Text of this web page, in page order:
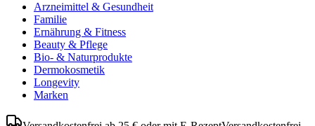
Arzneimittel & Gesundheit
Familie
Ernährung & Fitness
Beauty & Pflege
Bio- & Naturprodukte
Dermokosmetik
Longevity
Marken